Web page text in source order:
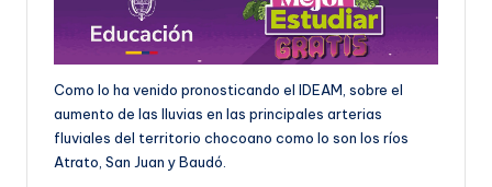
Como lo ha venido pronosticando el IDEAM, sobre el
aumento de las lluvias en las principales arterias
fluviales del territorio chocoano como lo son los ríos
Atrato, San Juan y Baudó.